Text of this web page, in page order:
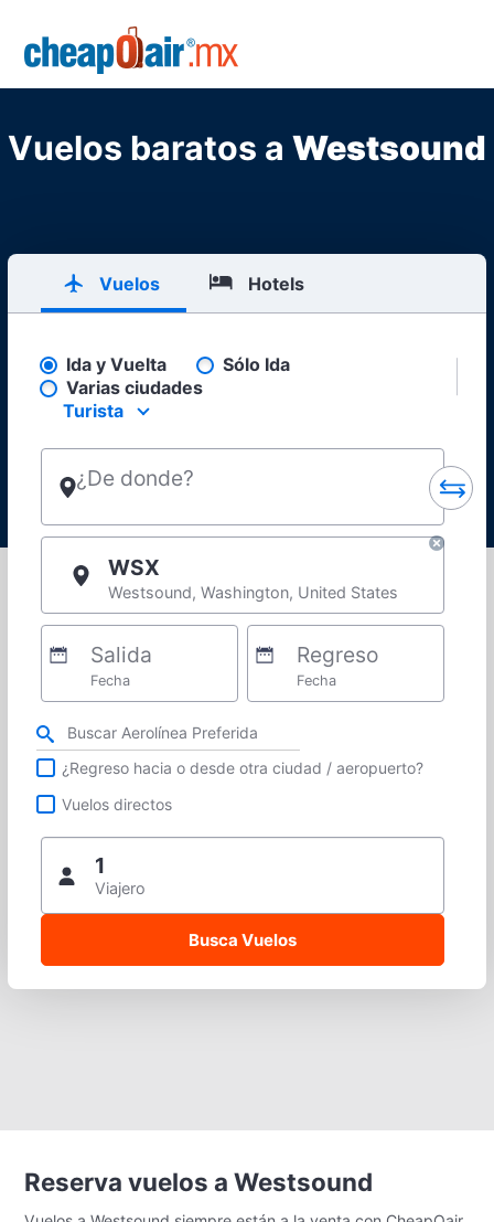
Skip to main content
Vuelos baratos a Westsound
Vuelos Hotels
Pick your flight type
Ida y Vuelta
Sólo Ida
Varias ciudades
Select your preferred seating class.
Turista
¿De donde?
WSX
Westsound, Washington, United States
Salida
Fecha
Regreso
Fecha
Refina tu búsqueda por aerolínea, ciudad o aeropuerto o vuelos directos
¿Regreso hacia o desde otra ciudad / aeropuerto?
Vuelos directos
1
Viajero
Reserva vuelos a Westsound